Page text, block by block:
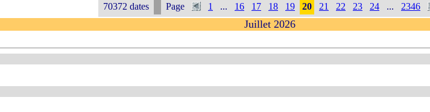
70372 dates Page 1 ... 16 17 18 19 20 21 22 23 24 ... 2346
Juillet 2026